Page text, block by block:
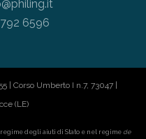
6596
| Corso Umberto I n.7, 73047 |
(LE)
degli aiuti di Stato e nel regime de